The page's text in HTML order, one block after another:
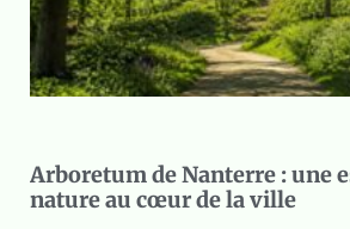
Arboretum de Nanterre : une
nature au cœur de la ville